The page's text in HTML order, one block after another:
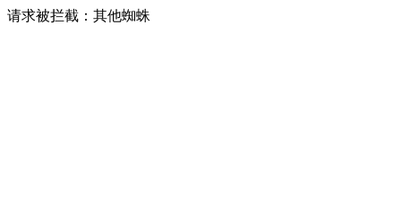
请求被拦截：其他蜘蛛